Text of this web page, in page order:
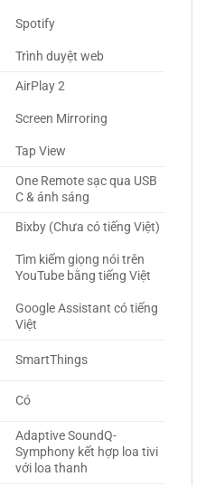
Spotify
Trình duyệt web
AirPlay 2
Screen Mirroring
Tap View
One Remote sạc qua USB
C & ánh sáng
Bixby (Chưa có tiếng Việt)
Tìm kiếm giọng nói trên
YouTube bằng tiếng Việt
Google Assistant có tiếng
SmartThings
Có
Adaptive SoundQ-
Symphony kết hợp loa tivi
với loa thanh